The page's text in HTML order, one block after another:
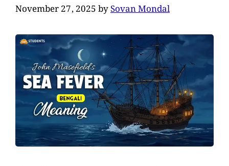
November 27, 2025bySovan Mondal